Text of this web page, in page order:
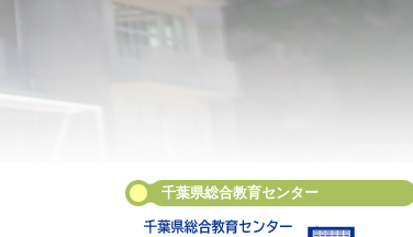
千葉県総合教育センター